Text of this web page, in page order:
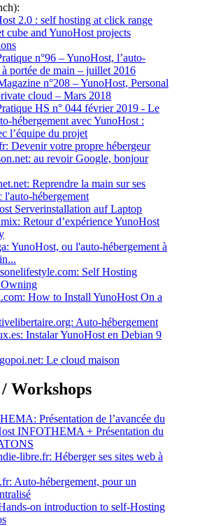
2.0 : self hosting at click range
cube and YunoHost projects
n°96 – YunoHost, l’auto-
à portée de main – juillet 2016
n°208 – YunoHost, Personal
cloud – Mars 2018
HS n° 044 février 2019 - Le
hébergement avec YunoHost :
l’équipe du projet
Devenir votre propre hébergeur
au revoir Google, bonjour
Reprendre la main sur ses
l'auto-hébergement
Serverinstallation auf Laptop
Retour d’expérience YunoHost
YunoHost, ou l'auto-hébergement à
Self Hosting
How to Install YunoHost On a
Auto-hébergement
Instalar YunoHost en Debian 9
Le cloud maison
Workshops
Présentation de l’avancée du
INFOTHEMA + Présentation du
libre.fr: Héberger ses sites web à
Auto-hébergement, pour un
on introduction to self-Hosting